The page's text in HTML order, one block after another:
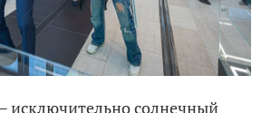
исключительно солнечный